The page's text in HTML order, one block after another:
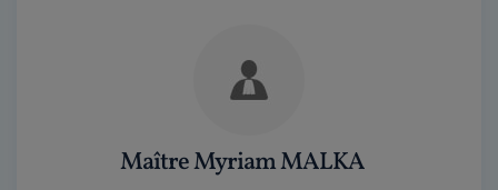
Maître Myriam MALKA